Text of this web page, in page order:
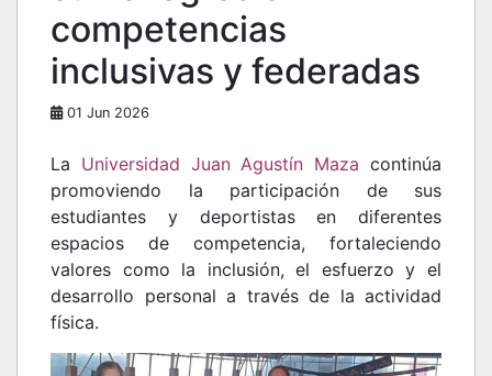
competencias
inclusivas y federadas
01 Jun 2026
La Universidad Juan Agustín Maza continúa
promoviendo la participación de sus
estudiantes y deportistas en diferentes
espacios de competencia, fortaleciendo
valores como la inclusión, el esfuerzo y el
desarrollo personal a través de la actividad
física.